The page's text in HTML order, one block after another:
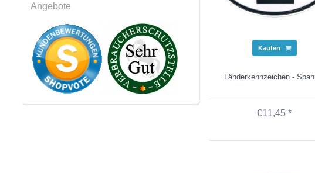
Angebote
Kaufen
Länderkennzeichen -
€11,45 *